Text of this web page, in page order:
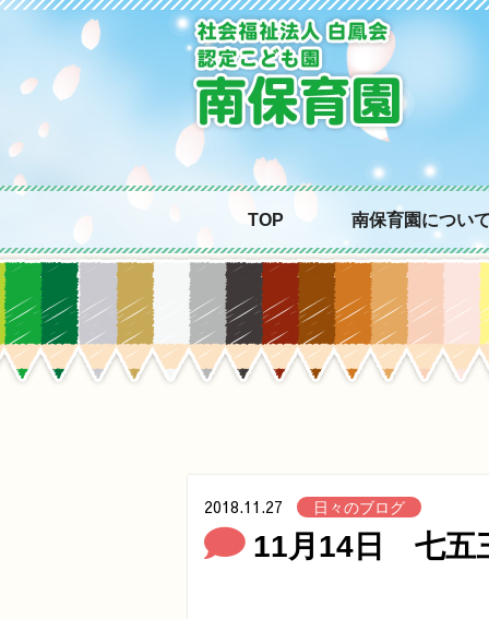
TOP 南保育園につい
2018.11.27 日々のブログ
11月14日 七五